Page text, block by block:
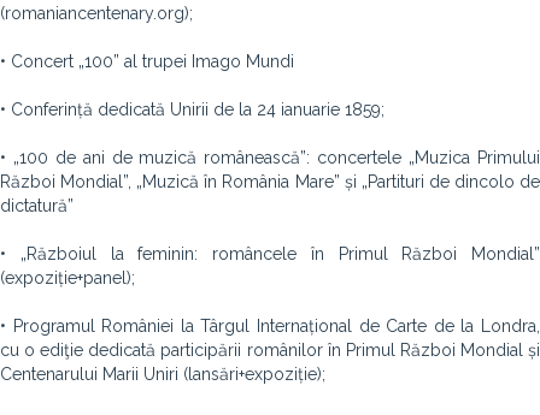
(romaniancentenary.org);
• Concert „100” al trupei Imago Mundi
• Conferință dedicată Unirii de la 24 ianuarie 1859;
• „100 de ani de muzică românească”: concertele „Muzica Primului
Război Mondial”, „Muzică în România Mare” și „Partituri de dincolo de
dictatură”
• „Războiul la feminin: româncele în Primul Război Mondial”
(expoziție+panel);
• Programul României la Târgul Internațional de Carte de la Londra,
cu o ediţie dedicată participării românilor în Primul Război Mondial și
Centenarului Marii Uniri (lansări+expoziție);